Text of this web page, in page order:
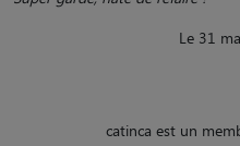
Le 31
catinca est un